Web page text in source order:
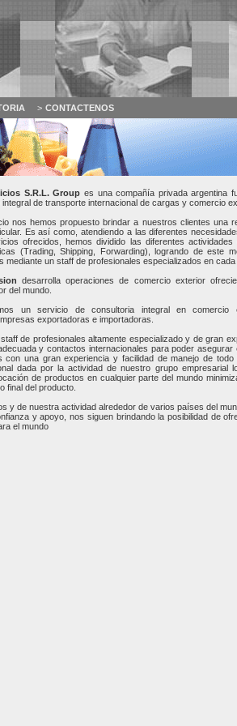
> CONTACTENOS
S.R.L. Group es una compañía privada argentina
de transporte internacional de cargas y comercio
nos hemos propuesto brindar a nuestros clientes una
Es así como, atendiendo a las diferentes
ofrecidos, hemos dividido las diferentes
(Trading, Shipping, Forwarding), logrando de este
mediante un staff de profesionales especializados en cada
desarrolla operaciones de comercio exterior
del mundo.
un servicio de consultoria integral en comercio
exportadoras e importadoras.
de profesionales altamente especializado y de gran
y contactos internacionales para poder asegurar
con una gran experiencia y facilidad de manejo de
dada por la actividad de nuestro grupo empresarial
de productos en cualquier parte del mundo
final del producto.
y de nuestra actividad alrededor de varios países del
y apoyo, nos siguen brindando la posibilidad de
el mundo